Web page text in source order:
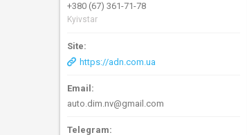
+380 (67) 361-71-78
Kyivstar
https://adn.com.ua
auto.dim.nv@gmail.com